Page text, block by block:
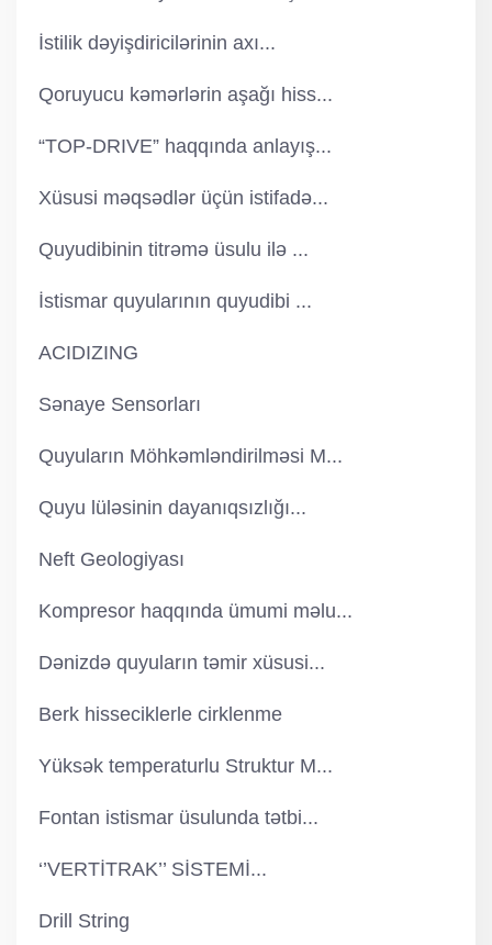
İstilik dəyişdiricilərinin axı...
Qoruyucu kəmərlərin aşağı hiss...
“TOP-DRIVE” haqqında anlayış...
Xüsusi məqsədlər üçün istifadə...
Quyudibinin titrəmə üsulu ilə ...
İstismar quyularının quyudibi ...
ACIDIZING
Sənaye Sensorları
Quyuların Möhkəmləndirilməsi M...
Quyu lüləsinin dayanıqsızlığı...
Neft Geologiyası
Kompresor haqqında ümumi məlu...
Dənizdə quyuların təmir xüsusi...
Berk hisseciklerle cirklenme
Yüksək temperaturlu Struktur M...
Fontan istismar üsulunda tətbi...
‘’VERTİTRAK’’ SİSTEMİ...
Drill String